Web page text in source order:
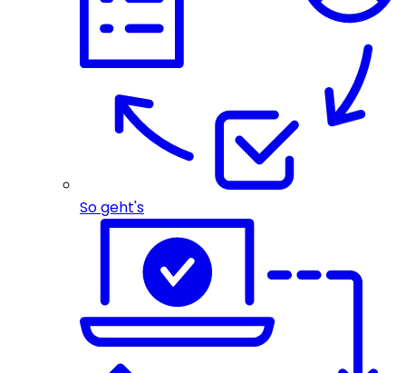
So geht's